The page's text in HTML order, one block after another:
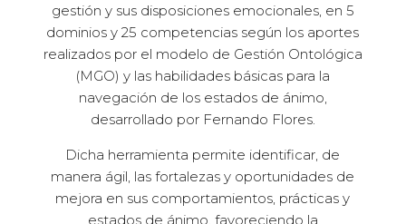
gestión y sus disposiciones emocionales, en 5
dominios y 25 competencias según los aportes
realizados por el modelo de Gestión Ontológica
(MGO) y las habilidades básicas para la
navegación de los estados de ánimo,
desarrollado por Fernando Flores.
Dicha herramienta permite identificar, de
manera ágil, las fortalezas y oportunidades de
mejora en sus comportamientos, prácticas y
estados de ánimo, favoreciendo la